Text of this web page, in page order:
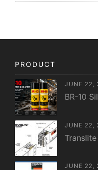
PRODUCT
JUNE 22,
BR-10
JUNE 22,
JUNE 22,